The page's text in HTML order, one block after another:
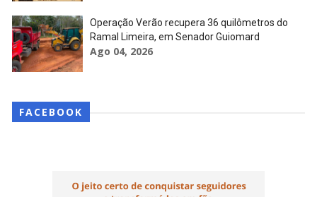
Operação Verão recupera 36 quilômetros do
Ramal Limeira, em Senador Guiomard
Ago 04, 2026
FACEBOOK